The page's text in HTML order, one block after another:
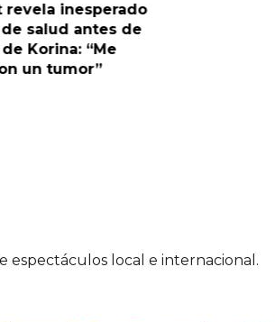
revela inesperado
salud antes de
Korina: “Me
un tumor”
espectáculos local e internacional.